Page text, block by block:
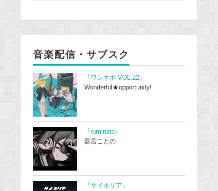
音楽配信・サブスク
『ワンオポ VOL.22』
Wonderful★opportunity!
『ruminate』
藍宮ことの
『サイネリア』